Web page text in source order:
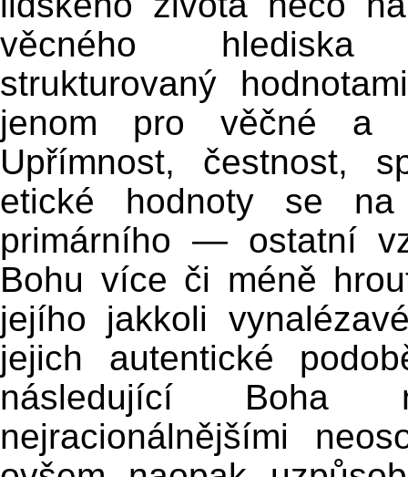
věcného hlediska
strukturovaný
jenom pro věčné a
Upřímnost, čestnost,
etické hodnoty se
primárního — ostatní
Bohu více či méně
jejího jakkoli
jejich autentické
následující Boha
nejracionálnějšími